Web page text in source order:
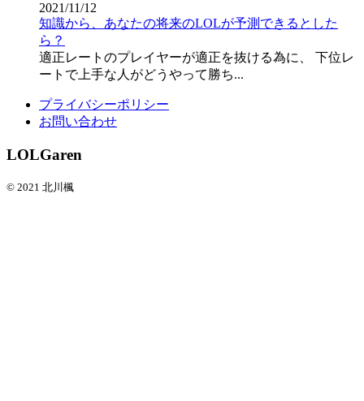
2021/11/12
知識から、あなたの将来のLOLが予測できるとした
ら？
適正レートのプレイヤーが適正を抜ける為に、 下位レ
ートで上手な人がどうやって勝ち...
プライバシーポリシー
お問い合わせ
LOLGaren
© 2021 北川楓